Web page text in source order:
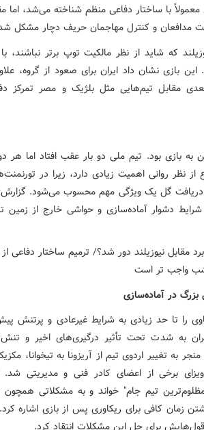
با ساختار دفاعی منظم شناخته می‌شد، اما
مدافعان و کنترل مهاجمان حریف دچار مشکل
که شاید از نظر مالکیت توپ برتر نباشند،
بازی نشان داد ایران برای صعود از گروه،
مقابل تیم‌هایی مثل بلژیک و مصر تمرکز
به بازی بود. تیم ملی دو بار عقب افتاد اما هر
نظر روانی اهمیت زیادی دارد، زیرا در
دریافت گل یک ویژگی مهم محسوب می‌شود.
دشوار آماده‌سازی و حواشی خارج از زمین
در آماده‌سازی
را تا حد زیادی به شرایط غیرعادی و پرتنش
به شدت تحت تأثیر درگیری‌های اخیر و
به تغییر اردوی تیم از آریزونا به تیخوانا،
برخی از اعضای کادر فنی و مدیریتی شد.
تیم جام" خواند و به مشکلاتی
زمان کافی برای ریکاوری پس از بازی اشاره
برای حل این مشکلات انتقاد کرد.